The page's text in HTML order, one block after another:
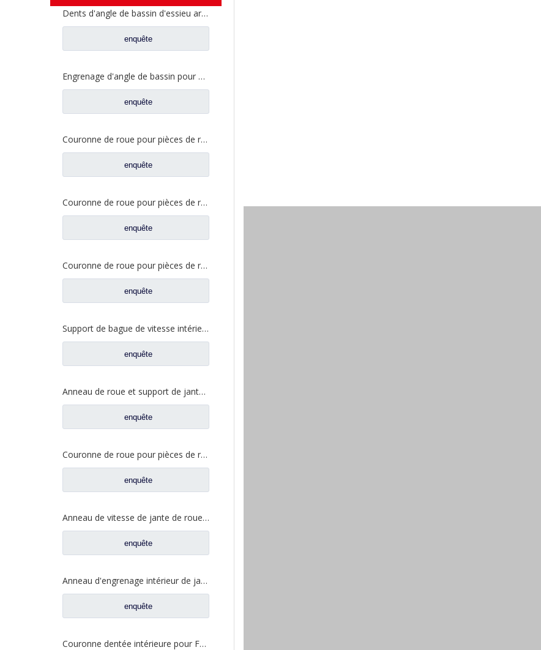
Dents d'angle de bassin d'essieu arrière pour pièces de rechange AZ9981320157 de camion de Sinotruk Howo AC16
enquête
Engrenage d'angle de bassin pour pièces de rechange AZ9231320913 de camion de Sinotruk Steyr
enquête
Couronne de roue pour pièces de rechange de camion Foton Auman HFF2405042CK2BZ
enquête
Couronne de roue pour pièces de rechange de camion Foton Auman HFF2405041CK5BZ
enquête
Couronne de roue pour pièces de rechange de camion Foton Auman 4BZ HFF2405041CK6BZ
enquête
Support de bague de vitesse intérieure de jante de roue pour pièces de rechange de camion FAW Jiefang J6 DP128 2405042-DP128 2405050-A8E
enquête
Anneau de roue et support de jante intérieure pour FAW Jiefang J6 Aowei 300 pièces de rechange de camion d'essieu 2405042-A0E
enquête
Couronne de roue pour pièces de rechange de camion Foton Auman 4BZ HFF2405041CK4BZ1
enquête
Anneau de vitesse de jante de roue pour pièces de rechange de camion FAW Jiefang J6 JH6 A6E 2405041-A6E
enquête
Anneau d'engrenage intérieur de jante de roue pour pièces de rechange de camion FAW Jiefang J6 DP128 2405041-DP128
enquête
Couronne dentée intérieure pour FAW Jiefang Aowei 300 pièces de rechange de camion d'essieu 2405041-A0E